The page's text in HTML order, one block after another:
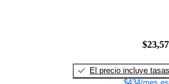
El precio incluye tasas